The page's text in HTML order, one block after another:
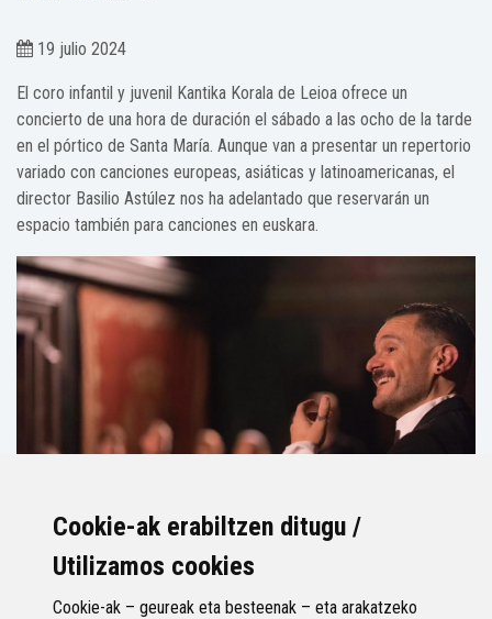
Cookie-ak erabiltzen ditugu /
Utilizamos cookies
Cookie-ak – geureak eta besteenak – eta arakatzeko
19 julio 2024
El coro infantil y juvenil Kantika Korala de Leioa ofrece un
concierto de una hora de duración el sábado a las ocho de la tarde
en el pórtico de Santa María. Aunque van a presentar un repertorio
variado con canciones europeas, asiáticas y latinoamericanas, el
director Basilio Astúlez nos ha adelantado que reservarán un
espacio también para canciones en euskara.
Audios